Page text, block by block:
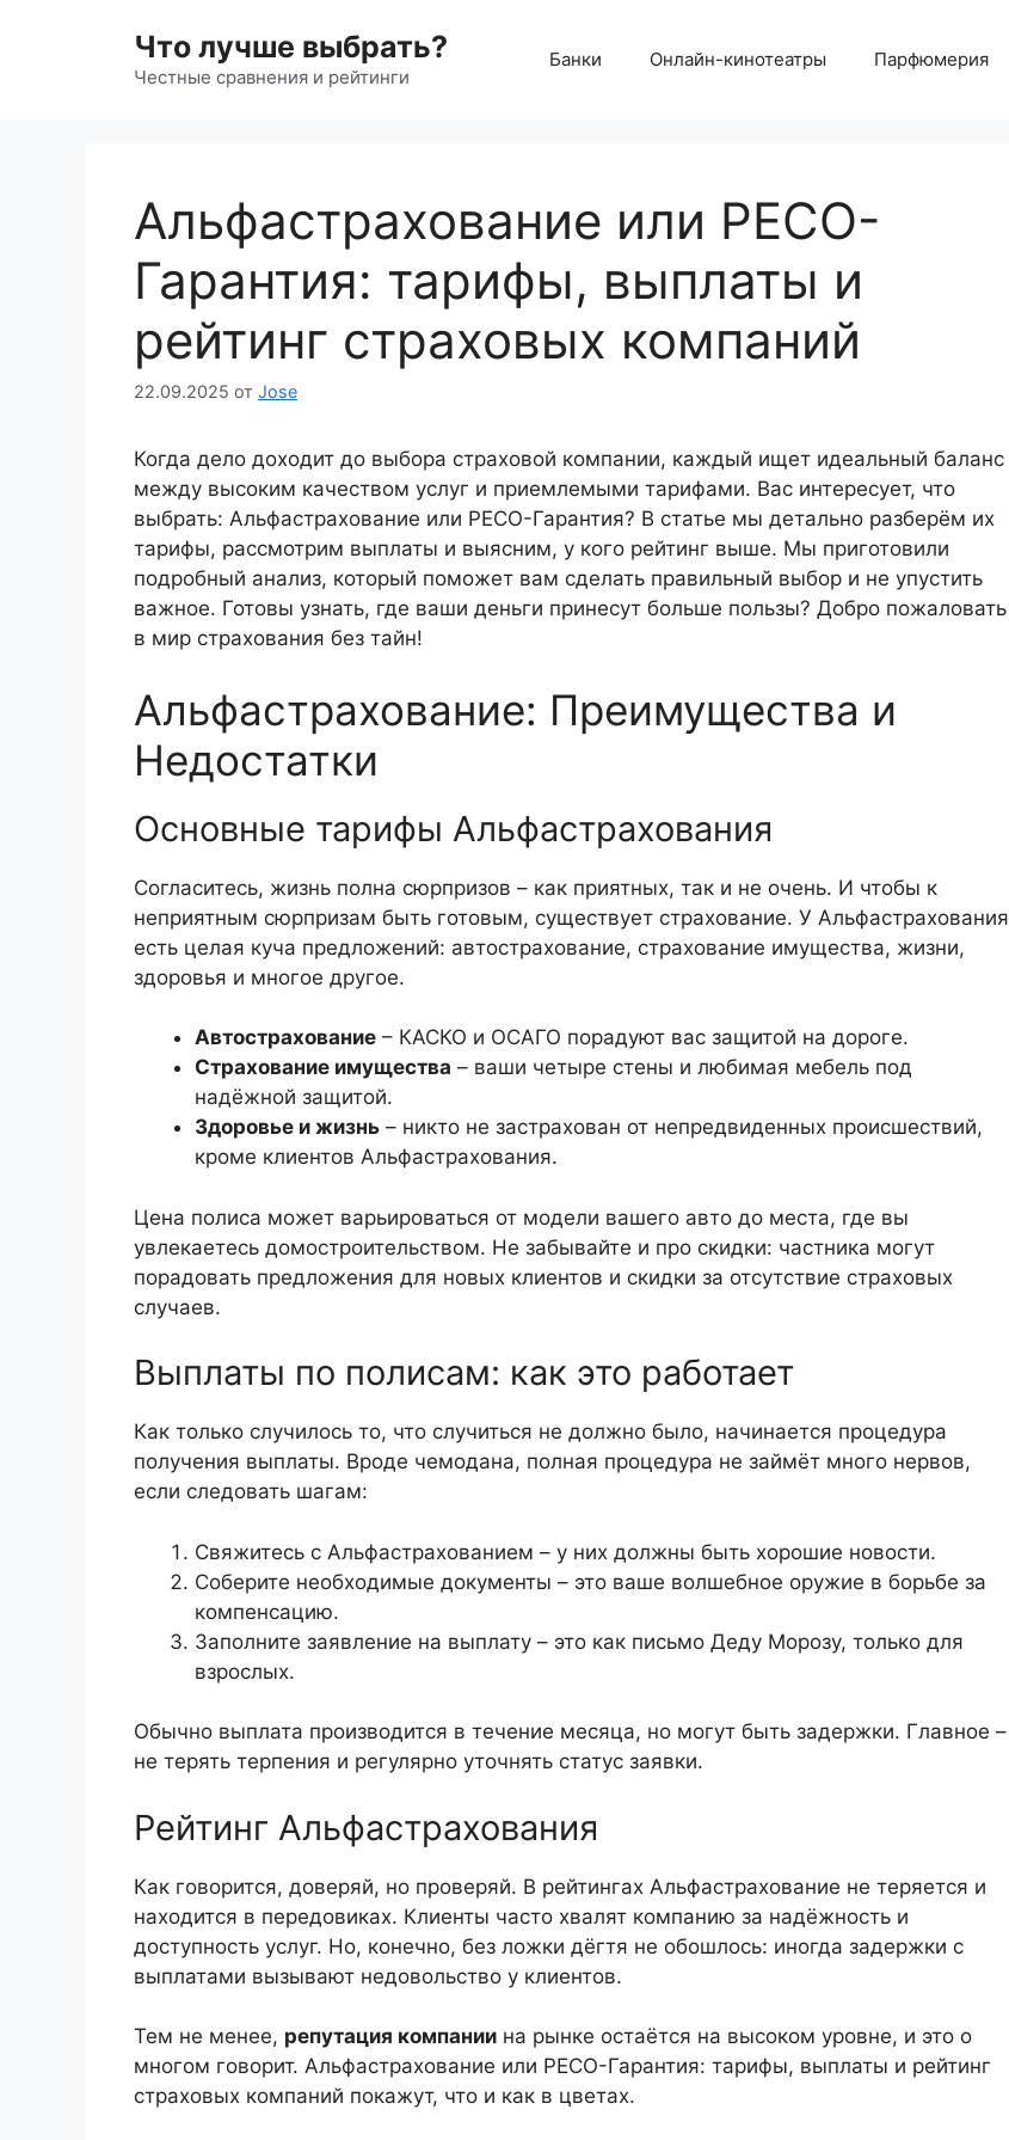
содержимому
Что лучше выбрать?
Честные сравнения и рейтинги
Банки Онлайн-кинотеатры Парфюмерия
Альфастрахование или РЕСО-
Гарантия: тарифы, выплаты и
рейтинг страховых компаний
22.09.2025 от Jose
Когда дело доходит до выбора страховой компании, каждый ищет идеальный баланс
между высоким качеством услуг и приемлемыми тарифами. Вас интересует, что
выбрать: Альфастрахование или РЕСО-Гарантия? В статье мы детально разберём их
тарифы, рассмотрим выплаты и выясним, у кого рейтинг выше. Мы приготовили
подробный анализ, который поможет вам сделать правильный выбор и не упустить
важное. Готовы узнать, где ваши деньги принесут больше пользы? Добро пожаловать
в мир страхования без тайн!
Альфастрахование: Преимущества и
Недостатки
Основные тарифы Альфастрахования
Согласитесь, жизнь полна сюрпризов – как приятных, так и не очень. И чтобы к
неприятным сюрпризам быть готовым, существует страхование. У Альфастрахования
есть целая куча предложений: автострахование, страхование имущества, жизни,
здоровья и многое другое.
Автострахование – КАСКО и ОСАГО порадуют вас защитой на дороге.
Страхование имущества – ваши четыре стены и любимая мебель под
надёжной защитой.
Здоровье и жизнь – никто не застрахован от непредвиденных происшествий,
кроме клиентов Альфастрахования.
Цена полиса может варьироваться от модели вашего авто до места, где вы
увлекаетесь домостроительством. Не забывайте и про скидки: частника могут
порадовать предложения для новых клиентов и скидки за отсутствие страховых
случаев.
Выплаты по полисам: как это работает
Как только случилось то, что случиться не должно было, начинается процедура
получения выплаты. Вроде чемодана, полная процедура не займёт много нервов,
если следовать шагам:
Свяжитесь с Альфастрахованием – у них должны быть хорошие новости.
Соберите необходимые документы – это ваше волшебное оружие в борьбе за
компенсацию.
Заполните заявление на выплату – это как письмо Деду Морозу, только для
взрослых.
Обычно выплата производится в течение месяца, но могут быть задержки. Главное –
не терять терпения и регулярно уточнять статус заявки.
Рейтинг Альфастрахования
Как говорится, доверяй, но проверяй. В рейтингах Альфастрахование не теряется и
находится в передовиках. Клиенты часто хвалят компанию за надёжность и
доступность услуг. Но, конечно, без ложки дёгтя не обошлось: иногда задержки с
выплатами вызывают недовольство у клиентов.
Тем не менее, репутация компании на рынке остаётся на высоком уровне, и это о
многом говорит. Альфастрахование или РЕСО-Гарантия: тарифы, выплаты и рейтинг
страховых компаний покажут, что и как в цветах.